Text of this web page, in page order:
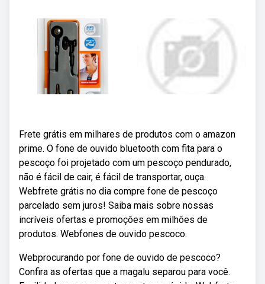
Frete grátis em milhares de produtos com o amazon
prime. O fone de ouvido bluetooth com fita para o
pescoço foi projetado com um pescoço pendurado,
não é fácil de cair, é fácil de transportar, ouça.
Webfrete grátis no dia compre fone de pescoço
parcelado sem juros! Saiba mais sobre nossas
incríveis ofertas e promoções em milhões de
produtos. Webfones de ouvido pescoco.
Webprocurando por fone de ouvido de pescoco?
Confira as ofertas que a magalu separou para você.